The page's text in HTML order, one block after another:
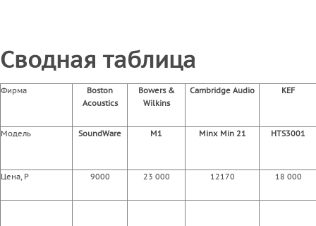
Сводная таблица
Фирма
Boston
Acoustics
Bowers &
Wilkins
Cambridge Audio KEF
Модель SoundWare M1 Minx Min 21 HTS3001
Цена, Р 9000 23 000 12170 18 000